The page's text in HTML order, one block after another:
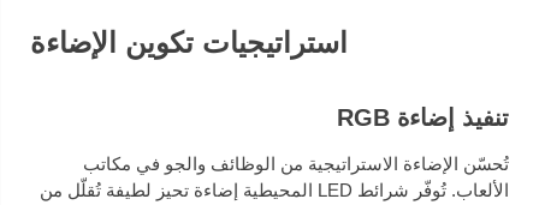
استراتيجيات تكوين الإضاءة
تنفيذ إضاءة RGB
تُحسّن الإضاءة الاستراتيجية من الوظائف والجو في مكاتب
الألعاب. تُوفّر شرائط LED المحيطية إضاءة تحيز لطيفة تُقلّل من